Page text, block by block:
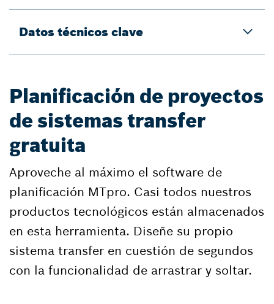
Datos técnicos clave
Planificación de proyectos
de sistemas transfer
gratuita
Aproveche al máximo el software de
planificación MTpro. Casi todos nuestros
productos tecnológicos están almacenados
en esta herramienta. Diseñe su propio
sistema transfer en cuestión de segundos
con la funcionalidad de arrastrar y soltar.